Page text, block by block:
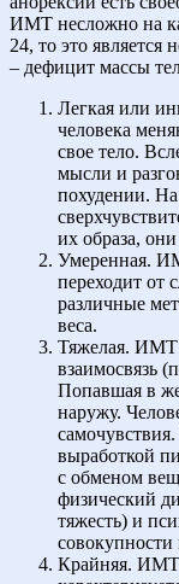
ИМТ несложно на
24, то это
– дефицит массы
Легкая или
человека
свое тело.
мысли и
похудении. На
их образа,
Умеренная.
переходит от
различные
веса.
Тяжелая. ИМТ
взаимосвязь
Попавшая в
наружу.
выработкой
с обменом
физический
тяжесть) и
совокупности
Крайняя. ИМТ